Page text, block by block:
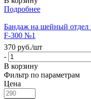
Подробнее
Бандаж на шейный отдел
F-300 №1
370 руб./шт
-
В корзину
Фильтр по параметрам
Цена